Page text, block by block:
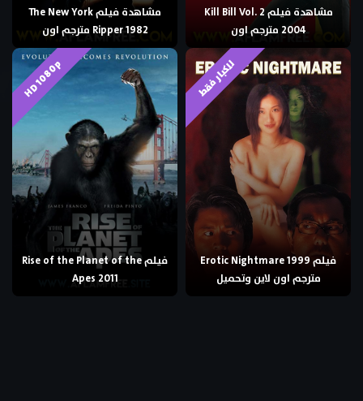
مشاهدة فيلم Kill Bill Vol. 2
2004 مترجم اون
مشاهدة فيلم The New York
Ripper 1982 مترجم اون
للكبار فقط
فيلم Erotic Nightmare 1999
مترجم اون لاين وتحميل
HD 1080p
فيلم Rise of the Planet of the
Apes 2011